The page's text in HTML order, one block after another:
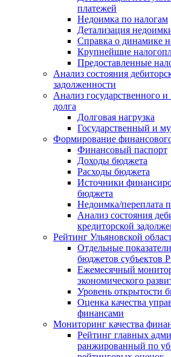
платежей
Недоимка по налогам
Детализация
Справка о динамике
Крупнейшие
Предоставленные
Анализ состояния
задолженности
Анализ государственного
долга
Долговая нагрузка
Государственный и
Формирование
Финансовый паспорт
Доходы бюджета
Расходы бюджета
Источники
бюджета
Недоимка/переплата
Анализ состояния
кредиторской
Рейтинг Ульяновской
Отдельные
бюджетов субъектов
Ежемесячный
экономического
Уровень открытости
Оценка качества
финансами
Мониторинг качества
Рейтинг главных
ранжированный по